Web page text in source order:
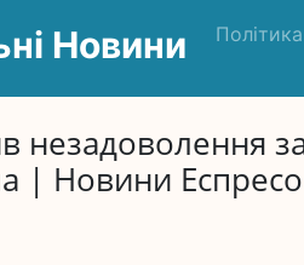
Новини Політика
незадоволення
| Новини Еспресо